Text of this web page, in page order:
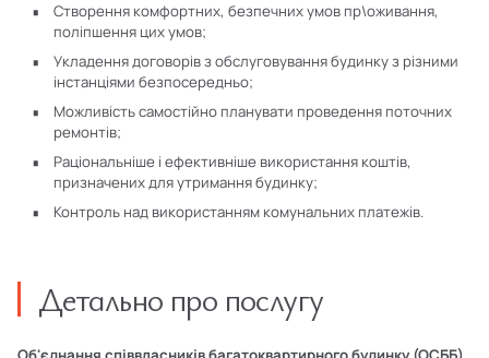
Створення комфортних, безпечних умов пр\оживання,
поліпшення цих умов;
Укладення договорів з обслуговування будинку з різними
інстанціями безпосередньо;
Можливість самостійно планувати проведення поточних
ремонтів;
Раціональніше і ефективніше використання коштів,
призначених для утримання будинку;
Контроль над використанням комунальних платежів.
Детально про послугу